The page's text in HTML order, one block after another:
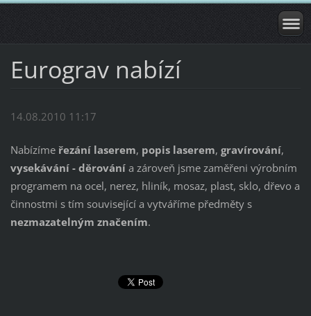
Eurograv nabízí
14.08.2010 11:17
Nabízíme řezání laserem, popis laserem, gravírování,
vysekávání - děrovánía zároveň jsme zaměřeni výrobním
programem na ocel, nerez, hliník, mosaz, plast, sklo, dřevo a
činnostmi s tím související a vytváříme předměty s
nezmazatelným značením.